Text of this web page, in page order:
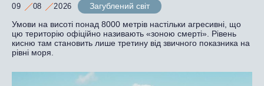
09 08 2026
Загублений світ
Умови на висоті понад 8000 метрів настільки агресивні, що
цю територію офіційно називають «зоною смерті». Рівень
кисню там становить лише третину від звичного показника на
рівні моря.